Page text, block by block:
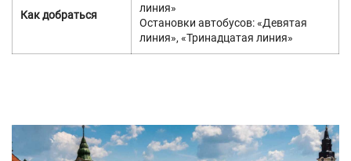
Как добраться
линия»
Остановки автобусов: «Девятая
линия», «Тринадцатая линия»